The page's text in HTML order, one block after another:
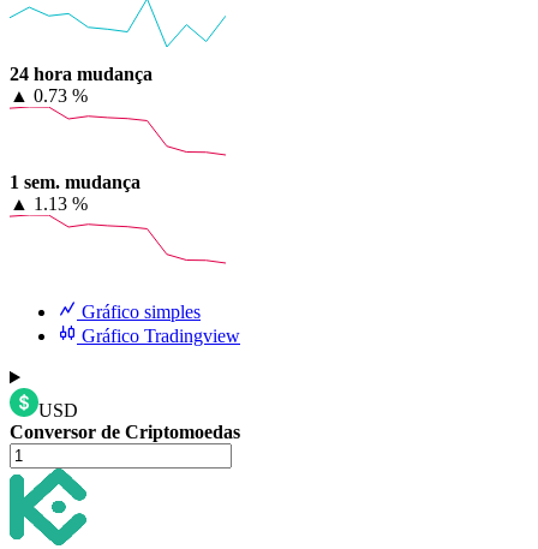
24 hora mudança
▲ 0.73 %
1 sem. mudança
▲ 1.13 %
Gráfico simples
Gráfico Tradingview
USD
Conversor de Criptomoedas